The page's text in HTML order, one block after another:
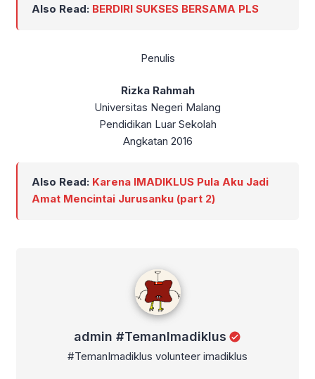
Also Read: BERDIRI SUKSES BERSAMA PLS
Penulis
Rizka Rahmah
Universitas Negeri Malang
Pendidikan Luar Sekolah
Angkatan 2016
Also Read: Karena IMADIKLUS Pula Aku Jadi
Amat Mencintai Jurusanku (part 2)
admin #TemanImadiklus
#TemanImadiklus volunteer imadiklus